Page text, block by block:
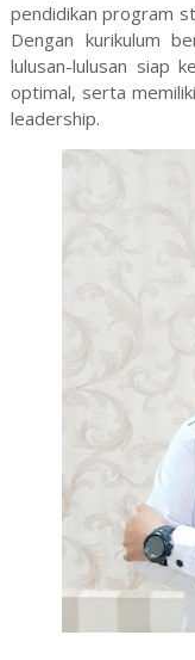
pendidikan program
Dengan kurikulum
lulusan-lulusan siap
optimal, serta
leadership.